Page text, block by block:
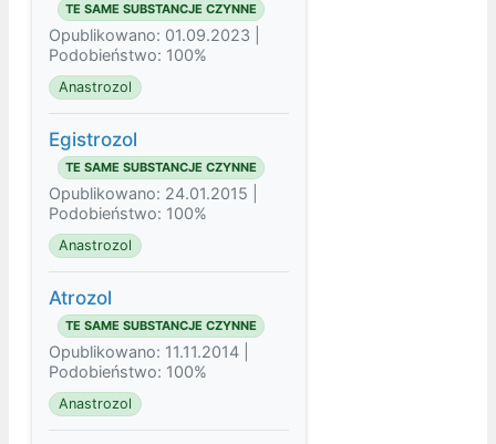
TE SAME SUBSTANCJE CZYNNE
Opublikowano: 01.09.2023 |
Podobieństwo: 100%
Anastrozol
Egistrozol
TE SAME SUBSTANCJE CZYNNE
Opublikowano: 24.01.2015 |
Podobieństwo: 100%
Anastrozol
Atrozol
TE SAME SUBSTANCJE CZYNNE
Opublikowano: 11.11.2014 |
Podobieństwo: 100%
Anastrozol